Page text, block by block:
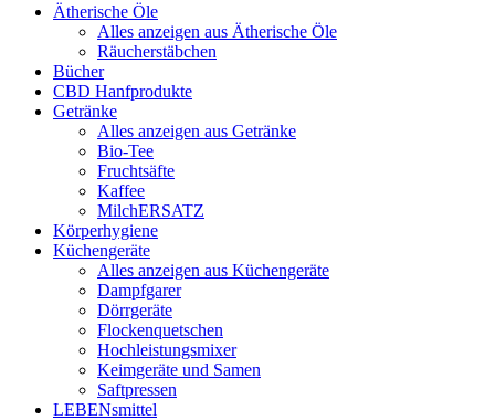
Ätherische Öle
Alles anzeigen aus Ätherische Öle
Räucherstäbchen
Bücher
CBD Hanfprodukte
Getränke
Alles anzeigen aus Getränke
Bio-Tee
Fruchtsäfte
Kaffee
MilchERSATZ
Körperhygiene
Küchengeräte
Alles anzeigen aus Küchengeräte
Dampfgarer
Dörrgeräte
Flockenquetschen
Hochleistungsmixer
Keimgeräte und Samen
Saftpressen
LEBENsmittel